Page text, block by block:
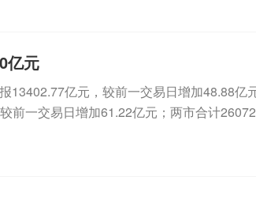
亿元
13402.77亿元，较前一交易日增加48.88亿
前一交易日增加61.22亿元；两市合计